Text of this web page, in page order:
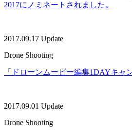
2017にノミネートされました。
2017.09.17 Update
Drone Shooting
「ドローンムービー編集1DAYキャ
2017.09.01 Update
Drone Shooting